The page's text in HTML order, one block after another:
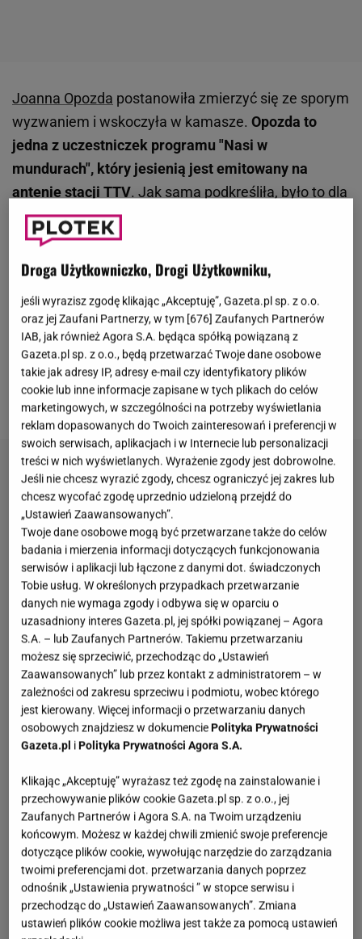
Joanna Opozda postanowiła zmierzyć się ze sporym
wyzwaniem i wskoczyła w kamasze. Opozda to
jedna z uczestniczek programu "Nasi w
mundurach", który jesienią jest emitowany na
antenie stacji TTV. Jak sama podkreśliła, było to dla
niej spore wyzwanie. - Uwielbiam wyzwania,
chciałam się sprawdzić. Poza tym zawsze byłam
bardzo wysportowana, więc akurat to mnie nie
warunków, w jakich będzie dane nam mieszkać
- powiedziała w rozmowie z "Faktem". W
najnowszym odcinku jednym z zadań było m.in.
zgadywanie flag państw.Joanna Opozda niestety
nie może mówić o sukcesie.
Droga Użytkowniczko, Drogi Użytkowniku,
jeśli wyrazisz zgodę klikając „Akceptuję”, Gazeta.pl sp. z o.o.
oraz jej Zaufani Partnerzy, w tym [676] Zaufanych Partnerów
IAB, jak również Agora S.A. będąca spółką powiązaną z
Gazeta.pl sp. z o.o., będą przetwarzać Twoje dane osobowe
takie jak adresy IP, adresy e-mail czy identyfikatory plików
cookie lub inne informacje zapisane w tych plikach do celów
marketingowych, w szczególności na potrzeby wyświetlania
reklam dopasowanych do Twoich zainteresowań i preferencji w
swoich serwisach, aplikacjach i w Internecie lub personalizacji
treści w nich wyświetlanych. Wyrażenie zgody jest dobrowolne.
Jeśli nie chcesz wyrazić zgody, chcesz ograniczyć jej zakres lub
chcesz wycofać zgodę uprzednio udzieloną przejdź do
„Ustawień Zaawansowanych”.
Twoje dane osobowe mogą być przetwarzane także do celów
badania i mierzenia informacji dotyczących funkcjonowania
serwisów i aplikacji lub łączone z danymi dot. świadczonych
Tobie usług. W określonych przypadkach przetwarzanie
danych nie wymaga zgody i odbywa się w oparciu o
uzasadniony interes Gazeta.pl, jej spółki powiązanej – Agora
S.A. – lub Zaufanych Partnerów. Takiemu przetwarzaniu
możesz się sprzeciwić, przechodząc do „Ustawień
Zaawansowanych” lub przez kontakt z administratorem – w
zależności od zakresu sprzeciwu i podmiotu, wobec którego
jest kierowany. Więcej informacji o przetwarzaniu danych
osobowych znajdziesz w dokumenciePolityka Prywatności
Gazeta.pl iPolityka Prywatności Agora S.A.
Klikając „Akceptuję” wyrażasz też zgodę na zainstalowanie i
przechowywanie plików cookie Gazeta.pl sp. z o.o., jej
Zaufanych Partnerów i Agora S.A. na Twoim urządzeniu
końcowym. Możesz w każdej chwili zmienić swoje preferencje
dotyczące plików cookie, wywołując narzędzie do zarządzania
twoimi preferencjami dot. przetwarzania danych poprzez
odnośnik „Ustawienia prywatności ” w stopce serwisu i
przechodząc do „Ustawień Zaawansowanych”. Zmiana
ustawień plików cookie możliwa jest także za pomocą ustawień